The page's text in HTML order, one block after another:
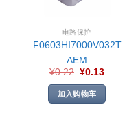
电路保护
F0603HI7000V032T
AEM
¥0.22 ¥0.13
加入购物车